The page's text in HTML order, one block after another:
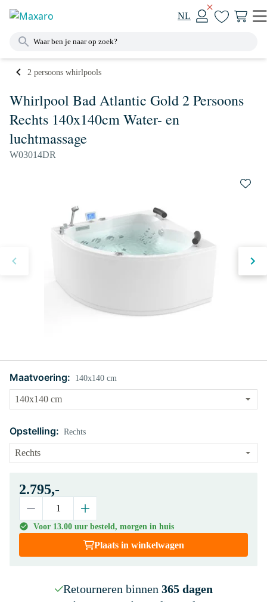
NL
2 persoons whirlpools
Whirlpool Bad Atlantic Gold 2 Persoons
Rechts 140x140cm Water- en
luchtmassage
W03014DR
Maatvoering: 140x140 cm
Opstelling: Rechts
2.795,-
Voor 13.00 uur besteld, morgen in huis
Plaats in winkelwagen
Retourneren binnen 365 dagen